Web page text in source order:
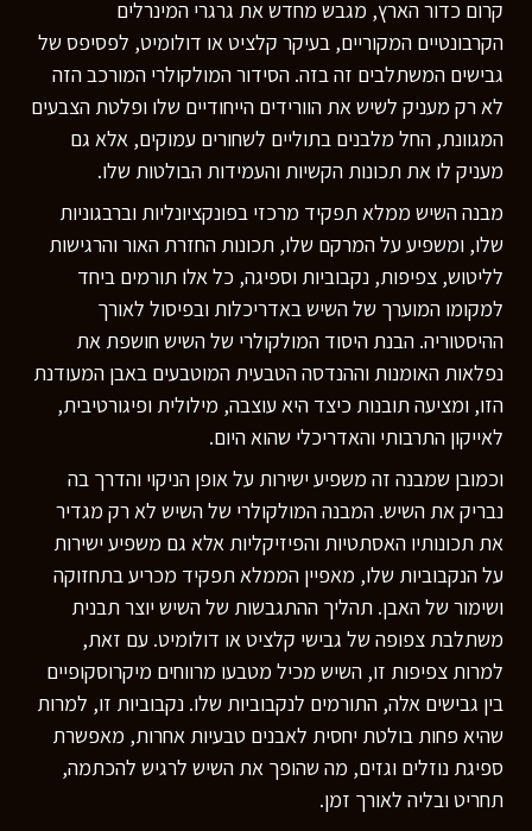
קרום כדור הארץ, מגבש מחדש את גרגרי המינרלים
הקרבונטיים המקוריים, בעיקר קלציט או דולומיט, לפסיפס של
גבישים המשתלבים זה בזה. הסידור המולקולרי המורכב הזה
לא רק מעניק לשיש את הוורידים הייחודיים שלו ופלטת הצבעים
המגוונת, החל מלבנים בתוליים לשחורים עמוקים, אלא גם
מעניק לו את תכונות הקשיות והעמידות הבולטות שלו.
מבנה השיש ממלא תפקיד מרכזי בפונקציונליות וברבגוניות
שלו, ומשפיע על המרקם שלו, תכונות החזרת האור והרגישות
לליטוש, צפיפות, נקבוביות וספיגה, כל אלו תורמים ביחד
למקומו המוערך של השיש באדריכלות ובפיסול לאורך
ההיסטוריה. הבנת היסוד המולקולרי של השיש חושפת את
נפלאות האומנות וההנדסה הטבעית המוטבעים באבן המעודנת
הזו, ומציעה תובנות כיצד היא עוצבה, מילולית ופיגורטיבית,
לאייקון התרבותי והאדריכלי שהוא היום.
וכמובן שמבנה זה משפיע ישירות על אופן הניקוי והדרך בה
נבריק את השיש. המבנה המולקולרי של השיש לא רק מגדיר
את תכונותיו האסתטיות והפיזיקליות אלא גם משפיע ישירות
על הנקבוביות שלו, מאפיין הממלא תפקיד מכריע בתחזוקה
ושימור של האבן. תהליך ההתגבשות של השיש יוצר תבנית
משתלבת צפופה של גבישי קלציט או דולומיט. עם זאת,
למרות צפיפות זו, השיש מכיל מטבעו מרווחים מיקרוסקופיים
בין גבישים אלה, התורמים לנקבוביות שלו. נקבוביות זו, למרות
שהיא פחות בולטת יחסית לאבנים טבעיות אחרות, מאפשרת
ספיגת נוזלים וגזים, מה שהופך את השיש לרגיש להכתמה,
תחריט ובליה לאורך זמן.